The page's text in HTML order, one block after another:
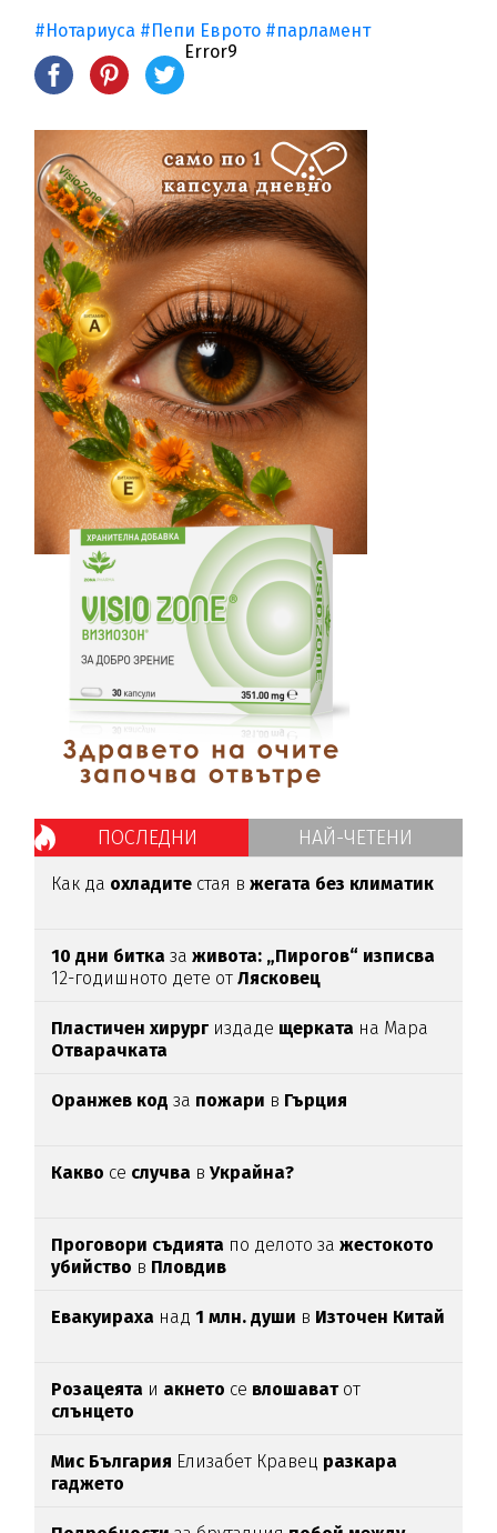
#Нотариуса #Пепи Еврото #парламент
Error9
ПОСЛЕДНИ НАЙ-ЧЕТЕНИ
Как да охладите стая вжегата без климатик
10 дни битка за живота: „Пирогов“ изписва
12-годишното дете отЛясковец
Пластичен хирург издаде щерката на Мара
Отварачката
Оранжев код за пожари в Гърция
Какво се случва вУкрайна?
Проговори съдията по делото зажестокото
убийство в Пловдив
Евакуираха над1 млн. души в Източен Китай
Розацеята и акнето се влошават от
слънцето
Мис България Елизабет Кравец разкара
гаджето